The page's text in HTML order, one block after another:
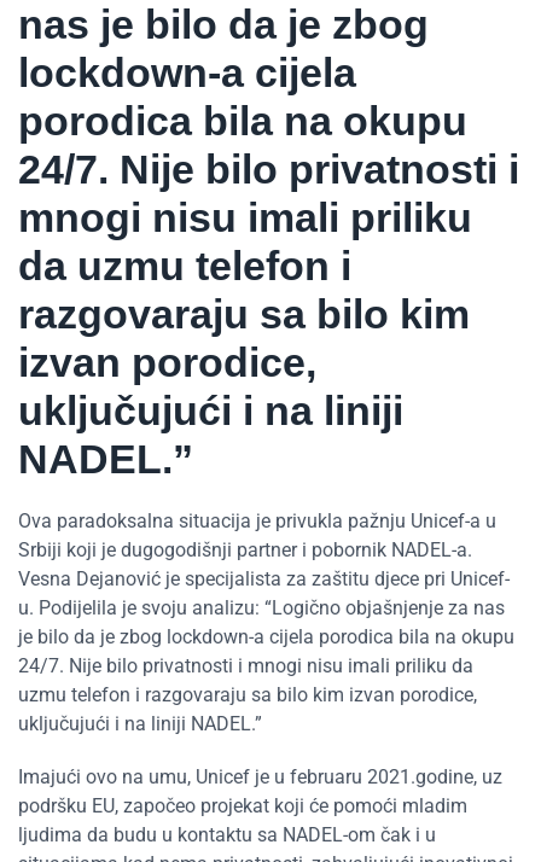
nas je bilo da je zbog
lockdown-a cijela
porodica bila na okupu
24/7. Nije bilo privatnosti i
mnogi nisu imali priliku
da uzmu telefon i
razgovaraju sa bilo kim
izvan porodice,
uključujući i na liniji
NADEL.”
Ova paradoksalna situacija je privukla pažnju Unicef-a u
Srbiji koji je dugogodišnji partner i pobornik NADEL-a.
Vesna Dejanović je specijalista za zaštitu djece pri Unicef-
u. Podijelila je svoju analizu: “Logično objašnjenje za nas
je bilo da je zbog lockdown-a cijela porodica bila na okupu
24/7. Nije bilo privatnosti i mnogi nisu imali priliku da
uzmu telefon i razgovaraju sa bilo kim izvan porodice,
uključujući i na liniji NADEL.”
Imajući ovo na umu, Unicef je u februaru 2021.godine, uz
podršku EU, započeo projekat koji će pomoći mladim
ljudima da budu u kontaktu sa NADEL-om čak i u